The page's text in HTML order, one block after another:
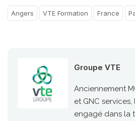
Angers VTE Formation France
Groupe VTE
Anciennement
et GNC
engagé dans la